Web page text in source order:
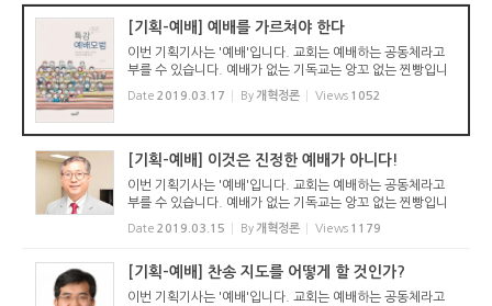
[기획-예배] 예배를 가르쳐야 한다
이번 기획기사는 '예배'입니다. 교회는 예배하는 공동체라고
부를 수 있습니다. 예배가 없는 기독교는 앙꼬 없는 찐빵입니
다. 우리는 제대로 예배하고 있는 것일까요? 우리의 예배는 다
른 종교의 예배와 어떻게 다를까요? 구약성경 말라기서에 보
Date 2019.03.17 By 개혁정론 Views 1052
[기획-예배] 이것은 진정한 예배가 아니다!
이번 기획기사는 '예배'입니다. 교회는 예배하는 공동체라고
부를 수 있습니다. 예배가 없는 기독교는 앙꼬 없는 찐빵입니
다. 우리는 제대로 예배하고 있는 것일까요? 우리의 예배는 다
른 종교의 예배와 어떻게 다를까요? 구약성경 말라기서에 보
Date 2019.03.15 By 개혁정론 Views 1179
[기획-예배] 찬송 지도를 어떻게 할 것인가?
이번 기획기사는 '예배'입니다. 교회는 예배하는 공동체라고